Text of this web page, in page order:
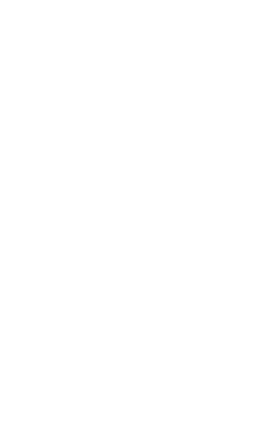
favoritos
favoritos